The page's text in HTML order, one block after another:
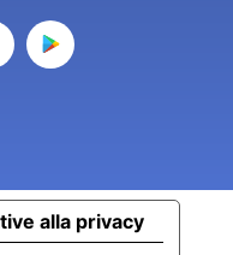
alla privacy